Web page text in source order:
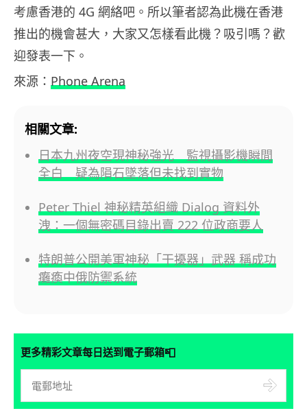
考慮香港的 4G 網絡吧。所以筆者認為此機在香港
推出的機會甚大，大家又怎樣看此機？吸引嗎？歡
迎發表一下。
來源： Phone Arena
相關文章:
日本九州夜空現神秘強光 監視攝影機瞬間
全白 疑為隕石墜落但未找到實物
Peter Thiel 神秘精英組織 Dialog 資料外
洩：一個無密碼目錄出賣 222 位政商要人
特朗普公開美軍神秘「干擾器」武器 稱成功
癱瘓中俄防禦系統
更多精彩文章每日送到電子郵箱📮